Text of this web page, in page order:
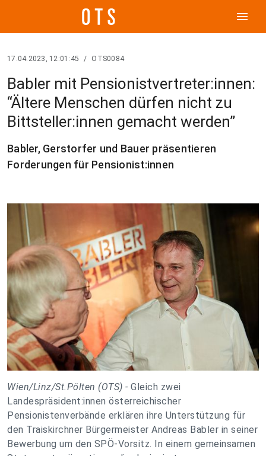
menu
17.04.2023, 12:01:45 / OTS0084
Babler mit Pensionistvertreter:innen:
“Ältere Menschen dürfen nicht zu
Bittsteller:innen gemacht werden”
Babler, Gerstorfer und Bauer präsentieren
Forderungen für Pensionist:innen
Wien/Linz/St.Pölten (OTS) - Gleich zwei
Landespräsident:innen österreichischer
Pensionistenverbände erklären ihre Unterstützung für
den Traiskirchner Bürgermeister Andreas Babler in seiner
Bewerbung um den SPÖ-Vorsitz. In einem gemeinsamen